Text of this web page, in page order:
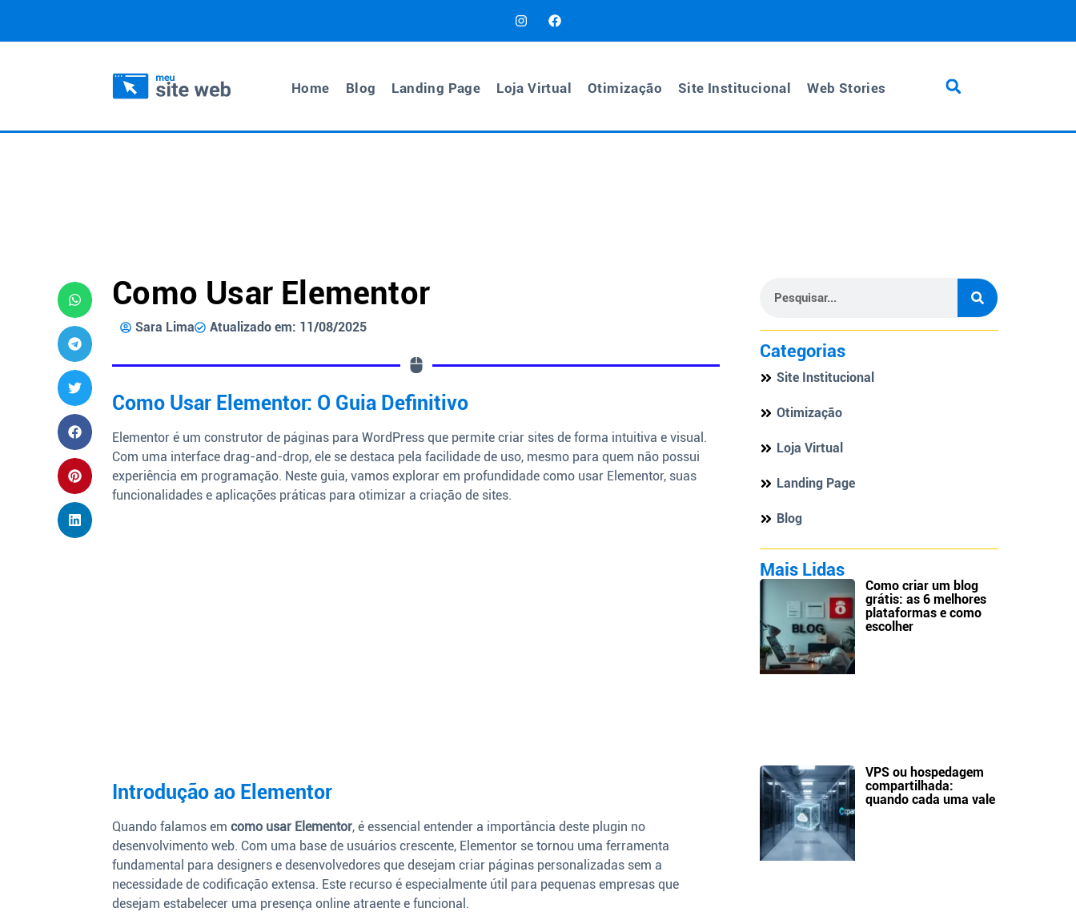
Home Blog Landing Page Loja Virtual Otimização Site Institucional Web Stories
Como Usar Elementor
Sara Lima Atualizado em: 11/08/2025
Como Usar Elementor: O Guia Definitivo
Elementor é um construtor de páginas para WordPress que permite criar sites de forma intuitiva e visual.
Com uma interface drag-and-drop, ele se destaca pela facilidade de uso, mesmo para quem não possui
experiência em programação. Neste guia, vamos explorar em profundidade como usar Elementor, suas
funcionalidades e aplicações práticas para otimizar a criação de sites.
Introdução ao Elementor
Quando falamos emcomo usar Elementor, é essencial entender a importância deste plugin no
desenvolvimento web. Com uma base de usuários crescente, Elementor se tornou uma ferramenta
fundamental para designers e desenvolvedores que desejam criar páginas personalizadas sem a
necessidade de codificação extensa. Este recurso é especialmente útil para pequenas empresas que
desejam estabelecer uma presença online atraente e funcional.
Categorias
Site Institucional
Otimização
Loja Virtual
Landing Page
Blog
Mais Lidas
Como criar um blog
grátis: as 6 melhores
plataformas e como
escolher
VPS ou hospedagem
compartilhada:
quando cada uma vale